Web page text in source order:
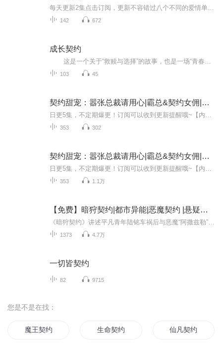
142 672
成长契约
103 45
契约甜宠：嚣张总裁请用心|霸总&契约女佣|AI电子书
353 302
契约甜宠：嚣张总裁请用心|霸总&契约女佣|AI电子书
353 1.1万
【免费】暗狩契约|都市异能|恶魔契约 |悬疑冒险|
1373 4.7万
一切皆契约
82 9715
您是不是在找：
魔王契约 生命契约 仙凡契约